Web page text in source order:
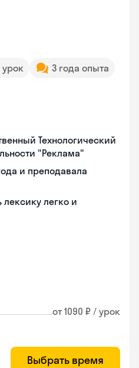
урок
3 года опыта
Технологический
"Реклама"
и преподавала
лексику легко и
от 1090 ₽ / урок
Выбрать время